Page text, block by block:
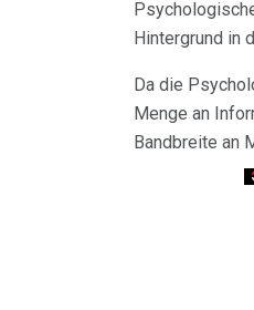
Hintergrund in
Da die
Menge an
Bandbreite an